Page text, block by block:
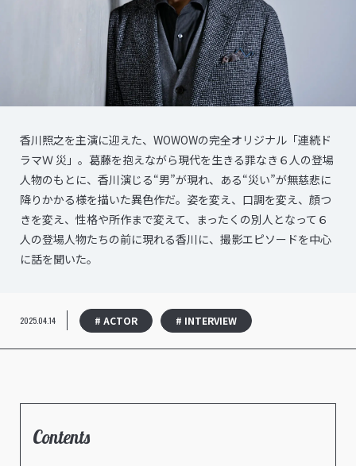
香川照之を主演に迎えた、WOWOWの完全オリジナル「連続ド
ラマＷ 災」。葛藤を抱えながら現代を生きる罪なき６人の登場
人物のもとに、香川演じる“男”が現れ、ある“災い”が無慈悲に
降りかかる様を描いた異色作だ。姿を変え、口調を変え、顔つ
きを変え、性格や所作まで変えて、まったくの別人となって６
人の登場人物たちの前に現れる香川に、撮影エピソードを中心
に話を聞いた。
2025.04.14 # ACTOR # INTERVIEW
Contents